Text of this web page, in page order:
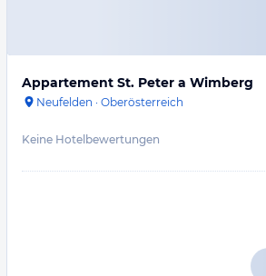
Appartement St. Peter a Wimberg
Neufelden · Oberösterreich
Keine Hotelbewertungen